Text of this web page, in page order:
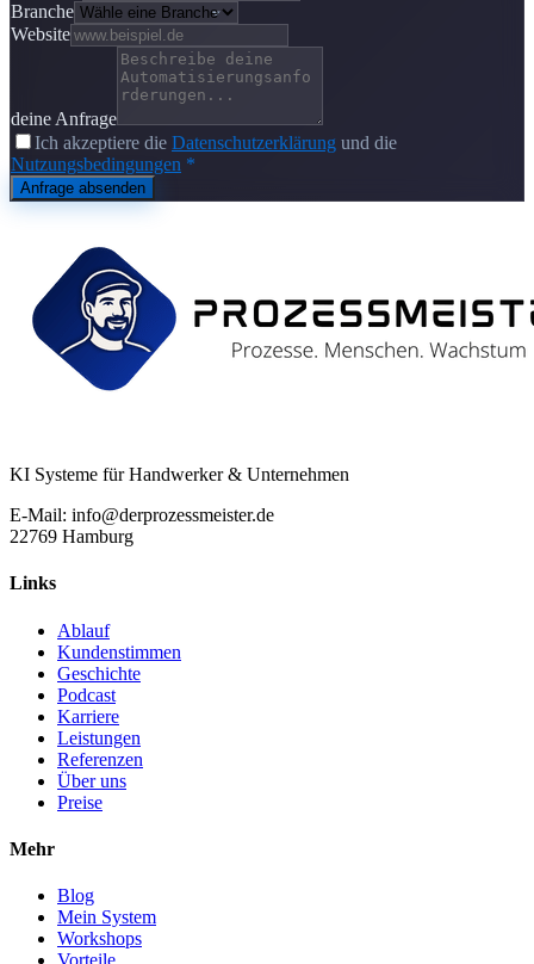
Branche
Website
deine Anfrage
Ich akzeptiere die Datenschutzerklärung und die
Nutzungsbedingungen *
Anfrage absenden
KI Systeme für Handwerker & Unternehmen
E-Mail: info@derprozessmeister.de
22769 Hamburg
Links
Ablauf
Kundenstimmen
Geschichte
Podcast
Karriere
Leistungen
Referenzen
Über uns
Preise
Mehr
Blog
Mein System
Workshops
Vorteile